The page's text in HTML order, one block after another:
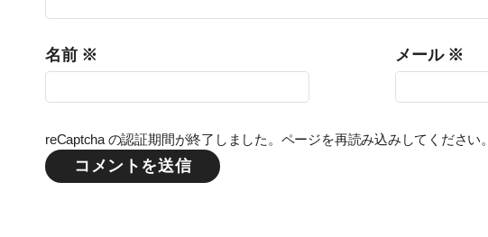
名前 ※ メール ※
reCaptcha の認証期間が終了しました。ページを再読み込みしてください。